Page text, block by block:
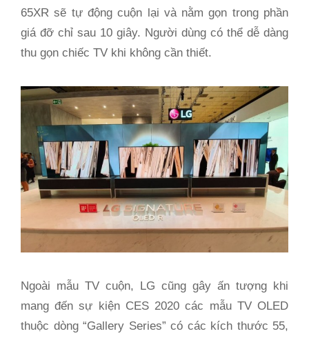
65XR sẽ tự động cuộn lại và nằm gọn trong phần
giá đỡ chỉ sau 10 giây. Người dùng có thể dễ dàng
thu gọn chiếc TV khi không cần thiết.
Ngoài mẫu TV cuộn, LG cũng gây ấn tượng khi
mang đến sự kiện CES 2020 các mẫu TV OLED
thuộc dòng “Gallery Series” có các kích thước 55,